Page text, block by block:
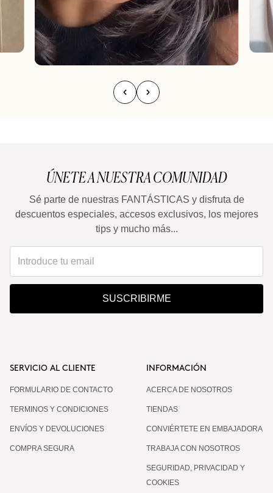
ÚNETE A NUESTRA COMUNIDAD
Sé parte de nuestras FANTÁSTICAS y disfruta de
descuentos especiales, accesos exclusivos, los mejores
tips y mucho más...
SUSCRIBIRME
SERVICIO AL CLIENTE
FORMULARIO DE CONTACTO
TERMINOS Y CONDICIONES
ENVÍOS Y DEVOLUCIONES
COMPRA SEGURA
INFORMACIÓN
ACERCA DE NOSOTROS
TIENDAS
CONVIÉRTETE EN EMBAJADORA
TRABAJA CON NOSOTROS
SEGURIDAD, PRIVACIDAD Y
COOKIES